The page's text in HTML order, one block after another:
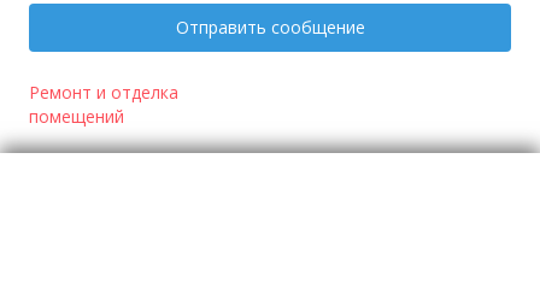
Отправить сообщение
Ремонт и отделка
помещений